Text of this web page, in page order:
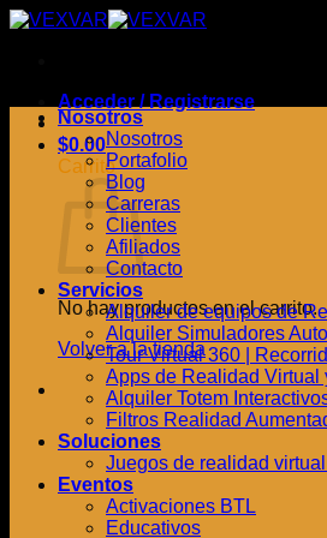
Saltar
Acceder / Registrarse
$0.00
Carrito
No hay productos en el carrito.
Volver a la tienda
Nosotros
Nosotros
Portafolio
Blog
Carreras
Clientes
Afiliados
Contacto
Servicios
Alquiler de equipos de
Alquiler Simuladores
Tour Virtual 360 |
Apps de Realidad Virtual
Alquiler Totem
Filtros Realidad
Soluciones
Juegos de realidad
Eventos
Activaciones BTL
Educativos